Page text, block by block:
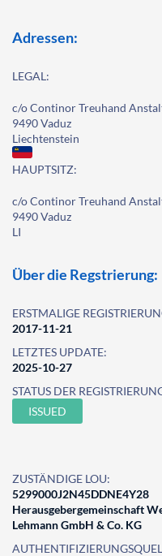
Adressen:
LEGAL:
c/o Continor Treuhand
9490 Vaduz
Liechtenstein
HAUPTSITZ:
c/o Continor Treuhand
9490 Vaduz
LI
Über die Regstrierung:
ERSTMALIGE
2017-11-21
LETZTES UPDATE:
2025-10-27
STATUS DER
ISSUED
ZUSTÄNDIGE LOU:
5299000J2N45DDNE4Y28
Herausgebergemeinschaft
Lehmann GmbH & Co. KG